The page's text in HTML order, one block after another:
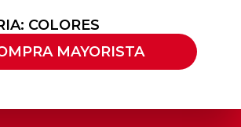
COLORES
MAYORISTA